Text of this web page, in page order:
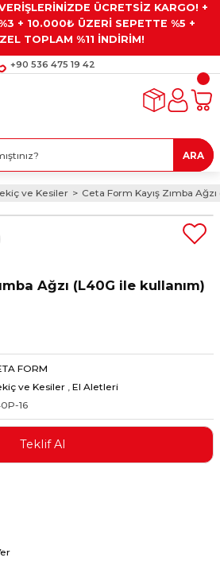
ÜCRETSİZ KARGO! +
+ 10.000₺ ÜZERİ SEPETTE %5 +
TOPLAM %11 İNDİRİM!
+90 536 475 19 42
Dön
Dön
Dön
Dön
Dön
ARA
ve Kesiler Ceta Form Kayış Zımba
Ağzı (L40G ile kullanım)
FORM
ve Kesiler , El Aletleri
16
Teklif Al